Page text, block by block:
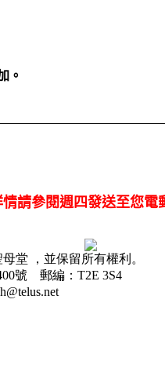
。
情請參閱週四發送至您電
堂 ，並保留所有權利。
號 郵編：T2E 3S4